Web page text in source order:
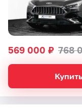
569 000 ₽ 768